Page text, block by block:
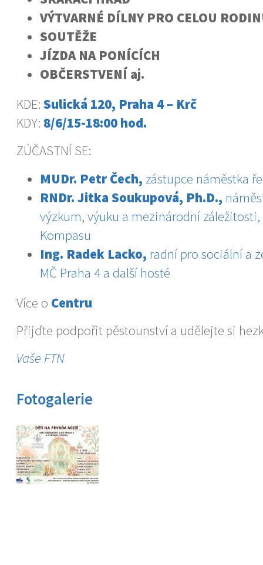
VÝTVARNÉ DÍLNY PRO CELOU
SOUTĚŽE
JÍZDA NA PONÍCÍCH
OBČERSTVENÍ aj.
KDE: Sulická 120, Praha 4 – Krč
KDY: 8/6/15-18:00 hod.
ZÚČASTNÍ SE:
MUDr. Petr Čech, zástupce náměstka
RNDr. Jitka Soukupová, Ph.D.,
výzkum, výuku a mezinárodní
Kompasu
Ing. Radek Lacko, radní pro sociální a
MČ Praha 4 a další hosté
Více o Centru
Přijďte podpořit pěstounství a udělejte si
Vaše FTN
Fotogalerie